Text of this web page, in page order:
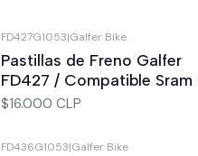
FD427G1053|Galfer Bike
Pastillas de Freno Galfer
FD427 / Compatible Sram
$16.000 CLP
FD436G1053|Galfer Bike